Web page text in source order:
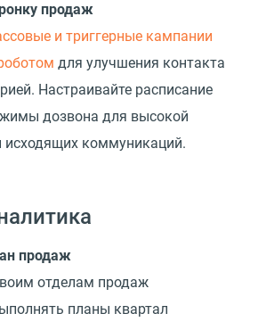
продаж
и триггерные кампании
для улучшения контакта
Настраивайте расписание
дозвона для высокой
исходящих коммуникаций.
продаж
отделам продаж
планы квартал